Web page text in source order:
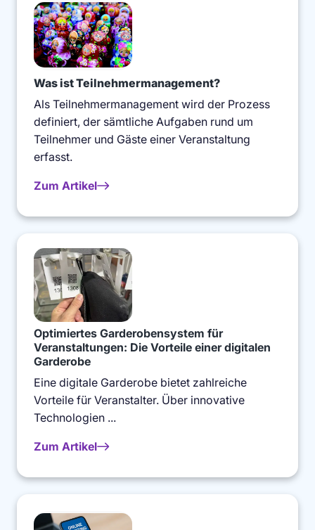
Was ist Teilnehmermanagement?
Als Teilnehmermanagement wird der Prozess
definiert, der sämtliche Aufgaben rund um
Teilnehmer und Gäste einer Veranstaltung
erfasst.
Zum Artikel
Optimiertes Garderobensystem für
Veranstaltungen: Die Vorteile einer digitalen
Garderobe
Eine digitale Garderobe bietet zahlreiche
Vorteile für Veranstalter. Über innovative
Technologien ...
Zum Artikel